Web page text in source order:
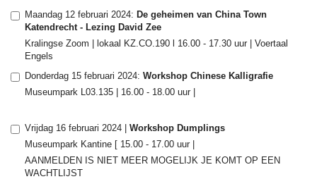
Maandag 12 februari 2024: De geheimen van China Town
Katendrecht - Lezing David Zee
Kralingse Zoom | lokaal KZ.CO.190 l 16.00 - 17.30 uur | Voertaal
Engels
Donderdag 15 februari 2024: Workshop Chinese Kalligrafie
Museumpark L03.135 | 16.00 - 18.00 uur |
Vrijdag 16 februari 2024 | Workshop Dumplings
Museumpark Kantine [ 15.00 - 17.00 uur |
AANMELDEN IS NIET MEER MOGELIJK JE KOMT OP EEN
WACHTLIJST